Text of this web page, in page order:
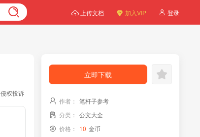
上传文档 加入VIP 登录
侵权投诉
立即下载
作者： 笔杆子参考
分类： 公文大全
价格：
10 金币